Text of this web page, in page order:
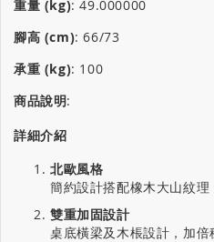
重量 (kg):49.000000
腳高 (cm):66/73
承重 (kg): 100
商品說明:
詳細介紹
北歐風格
簡約設計搭配橡木大山紋理
雙重加固設計
桌底橫梁及木棖設計，加倍